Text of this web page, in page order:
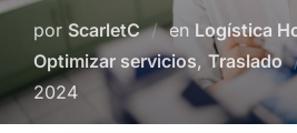
por ScarletC en Logística
Optimizar servicios, Traslado
2024